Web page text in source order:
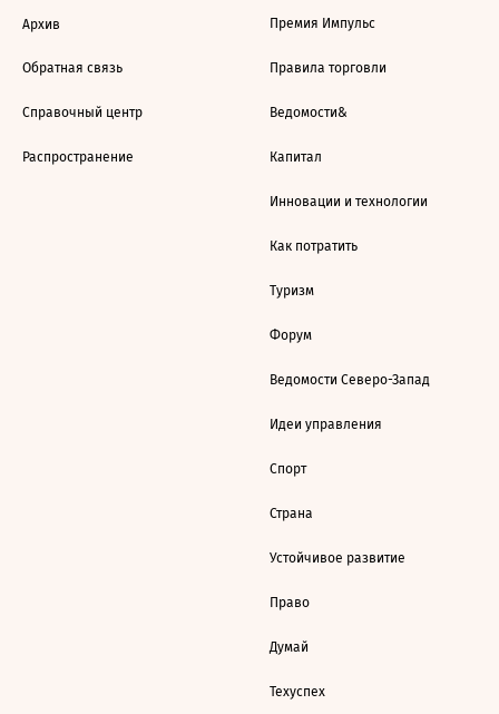
Архив
Обратная связь
Справочный центр
Распространение
Премия Импульс
Правила торговли
Ведомости&
Капитал
Инновации и технологии
Как потратить
Туризм
Форум
Ведомости Северо-Запад
Идеи управления
Спорт
Страна
Устойчивое развитие
Право
Думай
Техуспех